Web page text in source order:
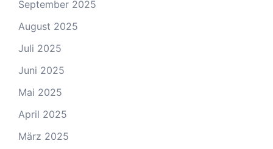
September 2025
August 2025
Juli 2025
Juni 2025
Mai 2025
April 2025
März 2025